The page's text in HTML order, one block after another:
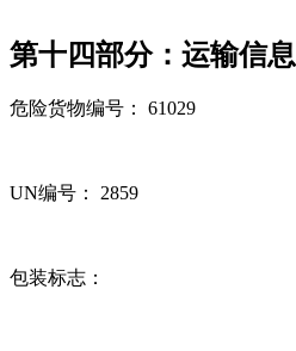
第十四部分：运输信息
危险货物编号： 61029
UN编号： 2859
包装标志：